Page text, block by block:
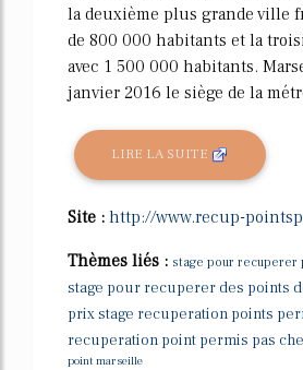
la deuxième plus grande ville
de 800 000 habitants et la
avec 1 500 000 habitants.
janvier 2016 le siège de la
LIRE LA SUITE
Site : http://www.recup-
Thèmes liés : stage pour recuperer
stage pour recuperer des points
prix stage recuperation points
recuperation point permis pas
point marseille